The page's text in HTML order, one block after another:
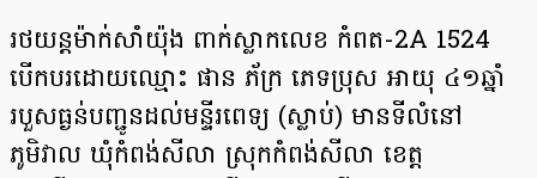
រថយន្តម៉ាក់សាំយ៉ុង ពាក់ស្លាកលេខ កំពត-2A 1524
បេីកបរដោយឈ្មោះ ផាន ភ័ក្រ ភេទប្រុស អាយុ ៤១ឆ្នាំ
របួសធ្ងន់បញ្ជូនដល់មន្ទីរពេទ្យ (ស្លាប់) មានទីលំនៅ
ភូមិវាល ឃុំកំពង់សីលា ស្រុកកំពង់សីលា ខេត្ត